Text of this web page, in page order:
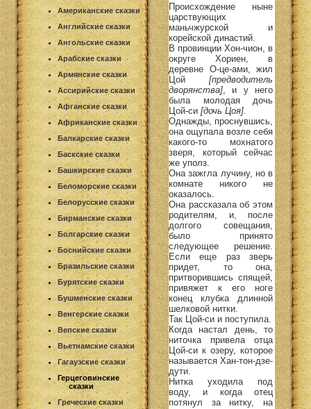
Американские сказки
Английские сказки
Ангольские сказки
Арабские сказки
Армянские сказки
Ассирийские сказки
Афганские сказки
Африканские сказки
Балкарские сказки
Баскские сказки
Башкирские сказки
Беломорские сказки
Белорусские сказки
Бирманские сказки
Болгарские сказки
Боснийские сказки
Бразильские сказки
Бурятские сказки
Бушменские сказки
Венгерские сказки
Вепские сказки
Вьетнамские сказки
Гагаузские сказки
Герцеговинские
сказки
Греческие сказки
Происхождение ныне
царствующих
маньчжурской и
корейской династий.
В провинции Хон-чион, в
округе Хориен, в
деревне О-це-ами, жил
Цой [предводитель
дворянства] , и у него
была молодая дочь
Цой-си [дочь Цоя].
Однажды, проснувшись,
она ощупала возле себя
какого-то мохнатого
зверя, который сейчас
же уполз.
Она зажгла лучину, но в
комнате никого не
оказалось.
Она рассказала об этом
родителям, и, после
долгого совещания,
было принято
следующее решение.
Если еще раз зверь
придет, то она,
притворившись спящей,
привяжет к его ноге
конец клубка длинной
шелковой нитки.
Так Цой-си и поступила.
Когда настал день, то
ниточка привела отца
Цой-си к озеру, которое
называется Хан-тон-дзе-
дути.
Нитка уходила под
воду, и когда отец
потянул за нитку, на